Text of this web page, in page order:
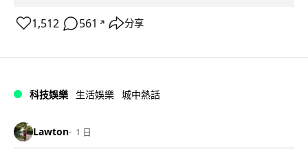
1,512 561 ↗ 分享
科技娛樂 生活娛樂 城中熱話
Lawton 1 日